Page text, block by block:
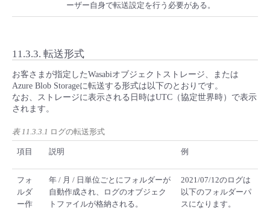
ーザー自身で転送設定を行う必要がある。
11.3.3. 転送形式
お客さまが指定したWasabiオブジェクトストレージ、または
Azure Blob Storageに転送する形式は以下のとおりです。
なお、ストレージに表示される日時はUTC（協定世界時）で表示
されます。
表 11.3.3.1 ログの転送形式
項目 説明 例
フォ
ルダ
ー作
年 / 月 / 日単位ごとにフォルダーが
自動作成され、ログのオブジェク
トファイルが格納される。
2021/07/12のログは
以下のフォルダーパ
スになります。